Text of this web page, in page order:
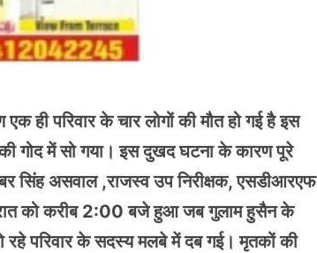
ही परिवार के चार लोगों की मौत हो गई है इस
गोद में सो गया। इस दुखद घटना के कारण पूरे
सिंह असवाल ,राजस्व उप निरीक्षक, एसडीआरएफ
को करीब 2:00 बजे हुआ जब गुलाम हुसैन के
परिवार के सदस्य मलबे में दब गई। मृतकों की